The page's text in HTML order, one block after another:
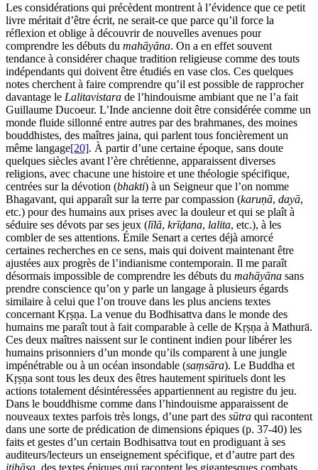
Les considérations qui précèdent montrent à l’évidence que ce petit
livre méritait d’être écrit, ne serait-ce que parce qu’il force la
réflexion et oblige à découvrir de nouvelles avenues pour
comprendre les débuts du mahāyāna. On a en effet souvent
tendance à considérer chaque tradition religieuse comme des touts
indépendants qui doivent être étudiés en vase clos. Ces quelques
notes cherchent à faire comprendre qu’il est possible de rapprocher
davantage le Lalitavistara de l’hindouisme ambiant que ne l’a fait
Guillaume Ducoeur. L’Inde ancienne doit être considérée comme un
monde fluide sillonné entre autres par des brahmanes, des moines
bouddhistes, des maîtres jaina, qui parlent tous foncièrement un
même langage[20]. À partir d’une certaine époque, sans doute
quelques siècles avant l’ère chrétienne, apparaissent diverses
religions, avec chacune une histoire et une théologie spécifique,
centrées sur la dévotion (bhakti) à un Seigneur que l’on nomme
Bhagavant, qui apparaît sur la terre par compassion (karuṇā, dayā,
etc.) pour des humains aux prises avec la douleur et qui se plaît à
séduire ses dévots par ses jeux (līlā, krīḍana, lalita, etc.), à les
combler de ses attentions. Émile Senart a certes déjà amorcé
certaines recherches en ce sens, mais qui doivent maintenant être
ajustées aux progrès de l’indianisme contemporain. Il me paraît
désormais impossible de comprendre les débuts du mahāyāna sans
prendre conscience qu’on y parle un langage à plusieurs égards
similaire à celui que l’on trouve dans les plus anciens textes
concernant Kṛṣṇa. La venue du Bodhisattva dans le monde des
humains me paraît tout à fait comparable à celle de Kṛṣṇa à Mathurā.
Ces deux maîtres naissent sur le continent indien pour libérer les
humains prisonniers d’un monde qu’ils comparent à une jungle
impénétrable ou à un océan insondable (saṃsāra). Le Buddha et
Kṛṣṇa sont tous les deux des êtres hautement spirituels dont les
actions totalement désintéressées appartiennent au registre du jeu.
Dans le bouddhisme comme dans l’hindouisme apparaissent de
nouveaux textes parfois très longs, d’une part des sūtra qui racontent
dans une sorte de prédication de dimensions épiques (p. 37-40) les
faits et gestes d’un certain Bodhisattva tout en prodiguant à ses
auditeurs/lecteurs un enseignement spécifique, et d’autre part des
itihāsa, des textes épiques qui racontent les gigantesques combats